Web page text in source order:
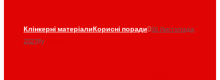
Клінкерні матеріалиКорисні поради 03 Листопада,
2021By